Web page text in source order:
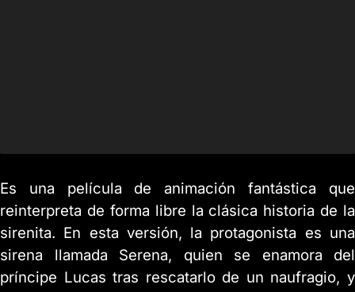
Es una película de animación fantástica que
reinterpreta de forma libre la clásica historia de la
sirenita. En esta versión, la protagonista es una
sirena llamada Serena, quien se enamora del
príncipe Lucas tras rescatarlo de un naufragio, y